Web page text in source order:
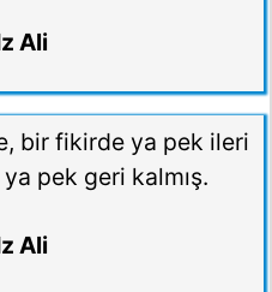
Ali
bir fikirde ya pek ileri
pek geri kalmış.
Ali